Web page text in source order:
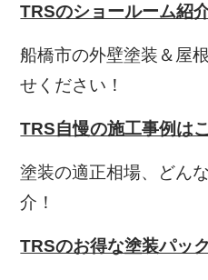
TRSのショールーム紹
船橋市の外壁塗装＆屋
せください！
TRS自慢の施工事例は
塗装の適正相場、どん
介！
TRSのお得な塗装パッ